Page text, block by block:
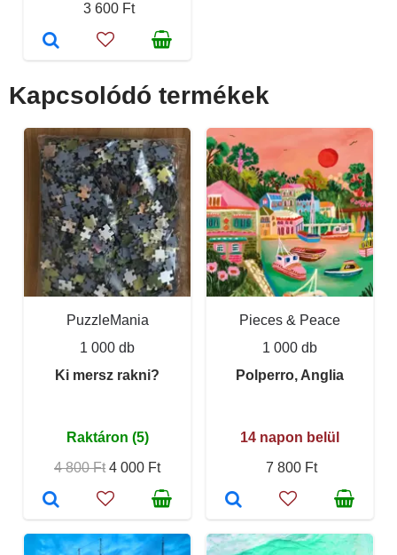
3 600 Ft
Kapcsolódó termékek
PuzzleMania
1 000 db
Ki mersz rakni?
Raktáron (5)
4 800 Ft 4 000 Ft
Pieces & Peace
1 000 db
Polperro, Anglia
14 napon belül
7 800 Ft